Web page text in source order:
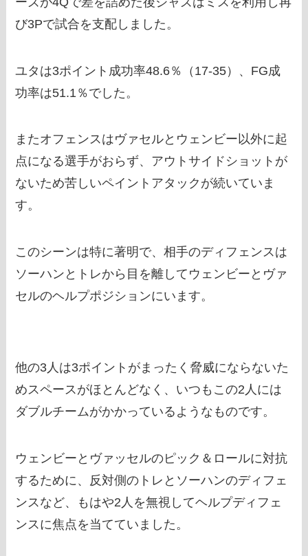
び3Pで試合を支配しました。
ユタは3ポイント成功率48.6％（17-35）、FG成
功率は51.1％でした。
またオフェンスはヴァセルとウェンビー以外に起
点になる選手がおらず、アウトサイドショットが
ないため苦しいペイントアタックが続いていま
す。
このシーンは特に著明で、相手のディフェンスは
ソーハンとトレから目を離してウェンビーとヴァ
セルのヘルプポジションにいます。
他の3人は3ポイントがまったく脅威にならないた
めスペースがほとんどなく、いつもこの2人には
ダブルチームがかかっているようなものです。
ウェンビーとヴァッセルのピック＆ロールに対抗
するために、反対側のトレとソーハンのディフェ
ンスなど、もはや2人を無視してヘルプディフェ
ンスに焦点を当てていました。